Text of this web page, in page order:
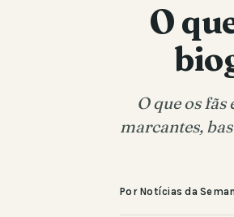
O
O que os
marcantes,
Por Notícias da